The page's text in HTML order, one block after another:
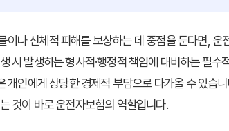
이나 신체적 피해를 보상하는 데 중점을 둔다면,
시 발생하는 형사적·행정적 책임에 대비하는 필
개인에게 상당한 경제적 부담으로 다가올 수 있습
것이 바로 운전자보험의 역할입니다.